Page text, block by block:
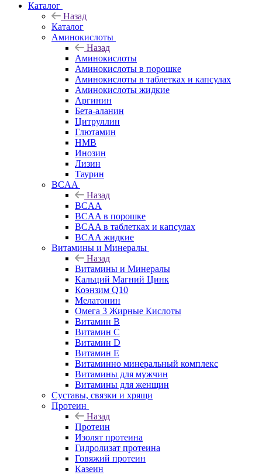
Каталог
Назад
Каталог
Аминокислоты
Назад
Аминокислоты
Аминокислоты в порошке
Аминокислоты в таблетках и капсулах
Аминокислоты жидкие
Аргинин
Бета-аланин
Цитруллин
Глютамин
HMB
Инозин
Лизин
Таурин
BCAA
Назад
BCAA
BCAA в порошке
BCAA в таблетках и капсулах
BCAA жидкие
Витамины и Минералы
Назад
Витамины и Минералы
Кальций Магний Цинк
Коэнзим Q10
Мелатонин
Омега 3 Жирные Кислоты
Витамин B
Витамин C
Витамин D
Витамин E
Витаминно минеральный комплекс
Витамины для мужчин
Витамины для женщин
Суставы, связки и хрящи
Протеин
Назад
Протеин
Изолят протеина
Гидролизат протеина
Говяжий протеин
Казеин